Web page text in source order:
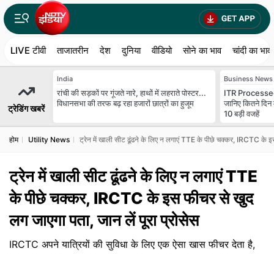
LIVE टीवी ताजातरीन देश दुनिया वीडियो सोने का भाव चांदी का भाव
ट्रेडिंग खबरें
India
रांची की सड़कों पर गूंजते नारे, हाथों में लहराते पोस्टर...
विधानसभा की तरफ बढ़ रहा हजारों छात्रों का हुजूम
Business News
ITR
जानिए कितने
10 बड़ी वजहें
होम Utility News ट्रेन में खाली सीट ढूंढने के लिए न लगाएं TTE के पीछे चक्कर, IRCTC के
ट्रेन में खाली सीट ढूंढने के लिए न लगाएं TTE
के पीछे चक्कर, IRCTC के इस फीचर से खुद
लग जाएगा पता, जान लें पूरा प्रोसेस
IRCTC अपने यात्रियों की सुविधा के लिए एक ऐसा खास फीचर देता है,